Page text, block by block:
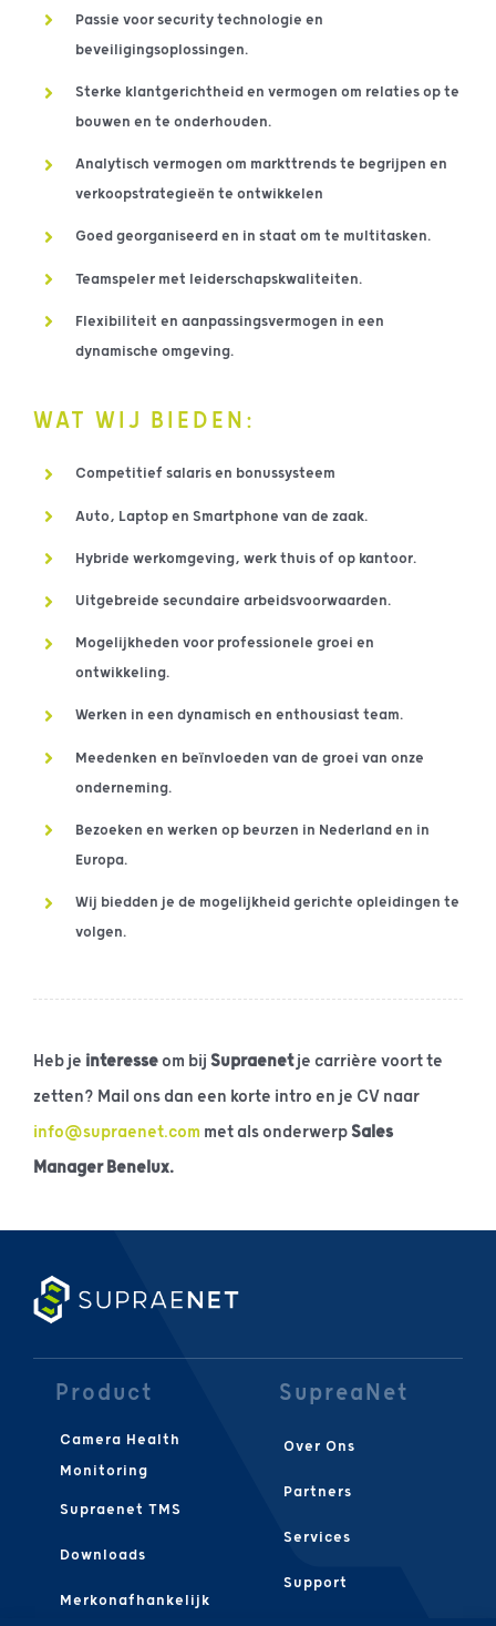
Passie voor security technologie en
beveiligingsoplossingen.
Sterke klantgerichtheid en vermogen om relaties op te
bouwen en te onderhouden.
Analytisch vermogen om markttrends te begrijpen en
verkoopstrategieën te ontwikkelen
Goed georganiseerd en in staat om te multitasken.
Teamspeler met leiderschapskwaliteiten.
Flexibiliteit en aanpassingsvermogen in een
dynamische omgeving.
WAT WIJ BIEDEN:
Competitief salaris en bonussysteem
Auto, Laptop en Smartphone van de zaak.
Hybride werkomgeving, werk thuis of op kantoor.
Uitgebreide secundaire arbeidsvoorwaarden.
Mogelijkheden voor professionele groei en
ontwikkeling.
Werken in een dynamisch en enthousiast team.
Meedenken en beïnvloeden van de groei van onze
onderneming.
Bezoeken en werken op beurzen in Nederland en in
Europa.
Wij biedden je de mogelijkheid gerichte opleidingen te
volgen.
Heb je interesseom bij Supraenetje carrière voort te
zetten? Mail ons dan een korte intro en je CV naar
info@supraenet.com met als onderwerpSales
Manager Benelux.
Product
Camera Health
Monitoring
Supraenet TMS
Downloads
Merkonafhankelijk
SupreaNet
Over Ons
Partners
Services
Support